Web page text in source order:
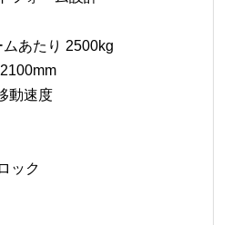
あたり 2500kg
動速度
ック